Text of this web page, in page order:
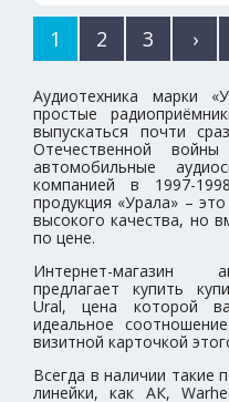
1 2 3 ›
Аудиотехника марки
простые
выпускаться почти
Отечественной
автомобильные
компанией в 1997-
продукция «Урала» –
высокого качества, но
по цене.
Интернет-магазин
предлагает купить
Ural, цена которой
идеальное
визитной карточкой
Всегда в наличии
линейки, как АК,